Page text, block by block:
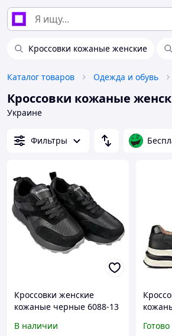
Кроссовки кожаные женские
Каталог товаров Одежда и обувь
Кроссовки кожаные
Украине
Фильтры
Кроссовки женские
кожаные черные 6088-13
В наличии